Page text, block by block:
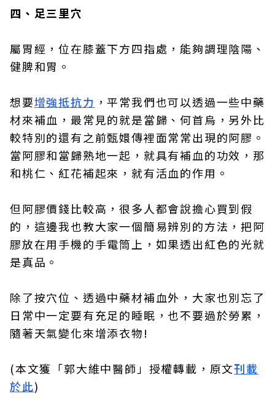
四、足三里穴
屬胃經，位在膝蓋下方四指處，能夠調理陰陽、
健脾和胃。
想要增強抵抗力 ，平常我們也可以透過一些中藥
材來補血，最常見的就是當歸、何首烏，另外比
較特別的還有之前甄嬛傳裡面常常出現的阿膠。
當阿膠和當歸熟地一起，就具有補血的功效，那
和桃仁、紅花補起來，就有活血的作用。
但阿膠價錢比較高，很多人都會說擔心買到假
的，這邊我也教大家一個簡易辨別的方法，把阿
膠放在用手機的手電筒上，如果透出紅色的光就
是真品。
除了按穴位、透過中藥材補血外，大家也別忘了
日常中一定要有充足的睡眠，也不要過於勞累，
隨著天氣變化來增添衣物!
(本文獲「郭大維中醫師」授權轉載，原文刊載
於此)